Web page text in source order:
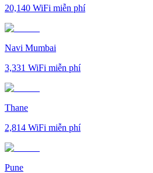
20,140 WiFi miễn phí
Navi Mumbai
3,331 WiFi miễn phí
Thane
2,814 WiFi miễn phí
Pune